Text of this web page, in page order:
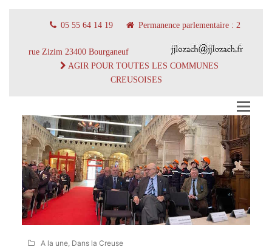
05 55 64 14 19 Permanence parlementaire : 2
rue Zizim 23400 Bourganeuf
AGIR POUR TOUTES LES COMMUNES
CREUSOISES
A la une, Dans la Creuse